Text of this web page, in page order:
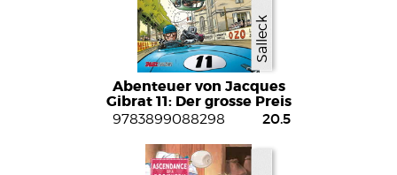
Salleck
Abenteuer von Jacques
Gibrat 11: Der grosse Preis
von Angouleme
9783899088298 20.5